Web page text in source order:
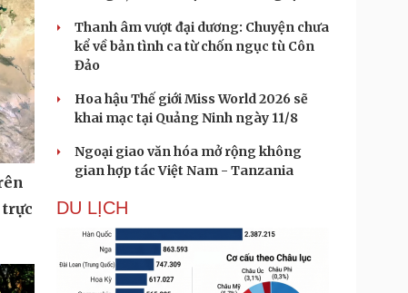
trực
Thanh âm vượt đại dương: Chuyện chưa
kể về bản tình ca từ chốn ngục tù Côn
Đảo
Hoa hậu Thế giới Miss World 2026 sẽ
khai mạc tại Quảng Ninh ngày 11/8
Ngoại giao văn hóa mở rộng không
gian hợp tác Việt Nam - Tanzania
DU LỊCH